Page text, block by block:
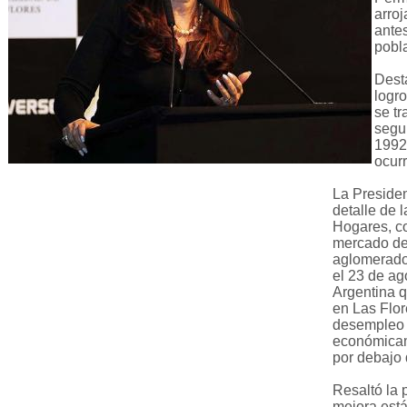
se
La
detalle de
Hogares,
mercado
el 23 de
Argentina
en Las
por debajo
Resaltó la